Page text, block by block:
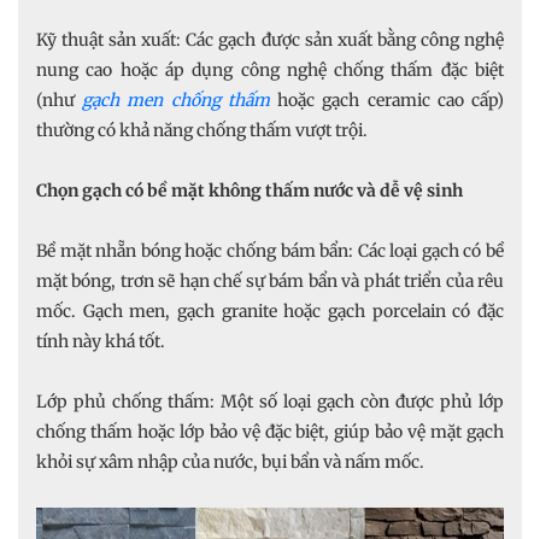
Kỹ thuật sản xuất: Các gạch được sản xuất bằng công nghệ
nung cao hoặc áp dụng công nghệ chống thấm đặc biệt
(như gạch men chống thấmhoặc gạch ceramic cao cấp)
thường có khả năng chống thấm vượt trội.
Chọn gạch có bề mặt không thấm nước và dễ vệ sinh
Bề mặt nhẵn bóng hoặc chống bám bẩn: Các loại gạch có bề
mặt bóng, trơn sẽ hạn chế sự bám bẩn và phát triển của rêu
mốc. Gạch men, gạch granite hoặc gạch porcelain có đặc
tính này khá tốt.
Lớp phủ chống thấm: Một số loại gạch còn được phủ lớp
chống thấm hoặc lớp bảo vệ đặc biệt, giúp bảo vệ mặt gạch
khỏi sự xâm nhập của nước, bụi bẩn và nấm mốc.